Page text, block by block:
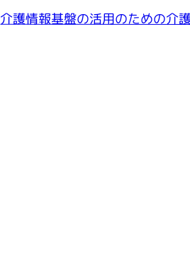
介護情報基盤の活用のための介